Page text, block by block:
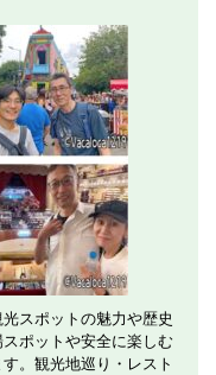
スポットの魅力や歴史
ポットや安全に楽しむ
。観光地巡り・レスト